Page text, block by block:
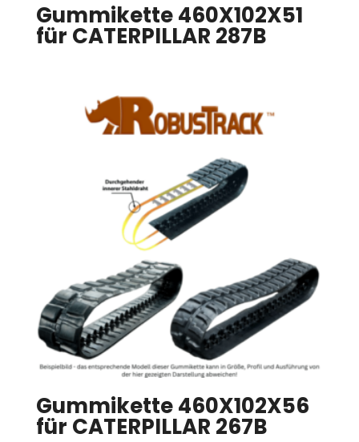
Gummikette 460X102X51
für CATERPILLAR 287B
Gummikette 460X102X56
für CATERPILLAR 267B